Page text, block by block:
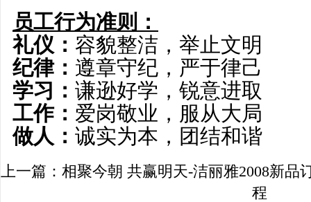
员工行为准则：
礼仪： 容貌整洁，举止文明
纪律： 遵章守纪，严于律己
学习： 谦逊好学，锐意进取
工作： 爱岗敬业，服从大局
做人： 诚实为本，团结和谐
上一篇： 相聚今朝 共赢明天-洁丽雅2008新品
程